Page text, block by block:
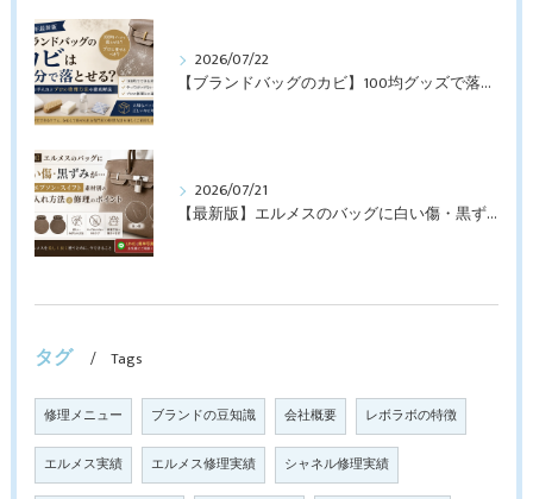
2026/07/22
【ブランドバッグのカビ】100均グッズで落とせる？プロが教えるNGなお手入れと修理すべきケース【最新版】
2026/07/21
【最新版】エルメスのバッグに白い傷・黒ずみが…トゴ・エプソン・スイフト素材別のお手入れ方法と修理のポイント
タグ Tags
修理メニュー ブランドの豆知識 会社概要 レボラボの特徴
エルメス実績 エルメス修理実績 シャネル修理実績